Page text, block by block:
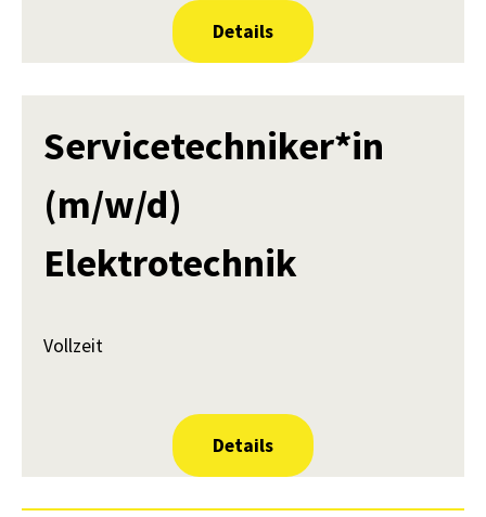
Details
Servicetechniker*in
(m/w/d)
Elektrotechnik
Vollzeit
Details